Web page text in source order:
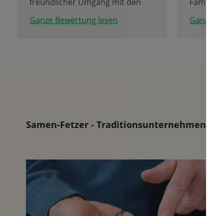
Ganze Bewertung lesen Ganze
Samen-Fetzer - Traditionsunternehmen in